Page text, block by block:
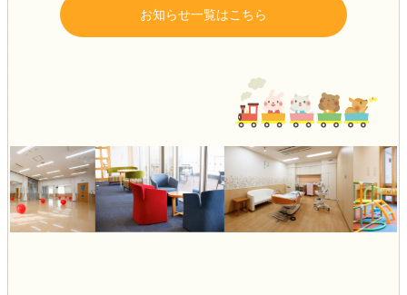
お知らせ一覧はこちら